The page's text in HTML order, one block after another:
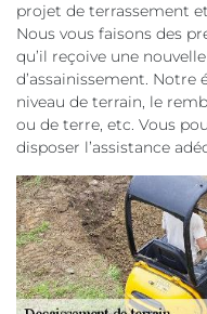
projet de terrassement
Nous vous faisons des
qu’il reçoive une
d’assainissement. Notre
niveau de terrain, le
ou de terre, etc. Vous
disposer l’assistance